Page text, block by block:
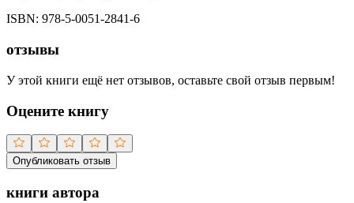
ISBN: 978-5-0051-2841-6
отзывы
У этой книги ещё нет отзывов, оставьте свой отзыв первым!
Оцените книгу
Опубликовать отзыв
книги автора